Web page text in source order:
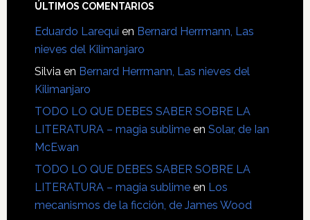
ÚLTIMOS COMENTARIOS
Eduardo Larequi en Bernard Herrmann, Las
nieves del Kilimanjaro
Silviaen Bernard Herrmann, Las nieves del
Kilimanjaro
TODO LO QUE DEBES SABER SOBRE LA
LITERATURA – magia sublimeen Solar, de Ian
McEwan
TODO LO QUE DEBES SABER SOBRE LA
LITERATURA – magia sublimeen Los
mecanismos de la ficción, de James Wood